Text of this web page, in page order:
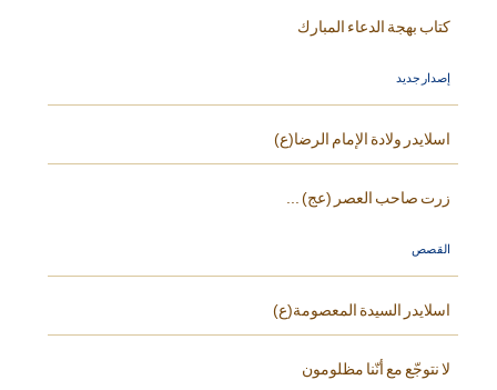
كتاب بهجة الدعاء المبارك
إصدار جديد
اسلايدر ولادة الإمام الرضا(ع)
زرت صاحب العصر (عج) ...
القصص
اسلايدر السيدة المعصومة(ع)
لا نتوجّع مع أنّنا مظلومون